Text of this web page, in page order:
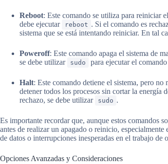
Reboot: Este comando se utiliza para reiniciar
debe ejecutar
reboot . Si el comando es
sistema que se está intentando reiniciar. En tal
Poweroff: Este comando apaga el sistema de
se debe utilizar
sudo para ejecutar el
Halt: Este comando detiene el sistema, pero no
detener todos los procesos sin cortar la energía
rechazo, se debe utilizar
sudo .
Es importante recordar que, aunque estos comandos
antes de realizar un apagado o reinicio,
de datos o interrupciones inesperadas en el trabajo de
Opciones Avanzadas y Consideraciones